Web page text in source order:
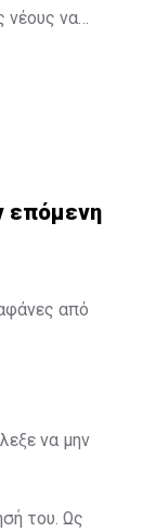
νέους να
επόμενη
από
να μην
του. Ως